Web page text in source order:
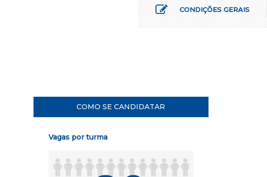
CONDIÇÕES GERAIS
COMO SE CANDIDATAR
Vagas por turma